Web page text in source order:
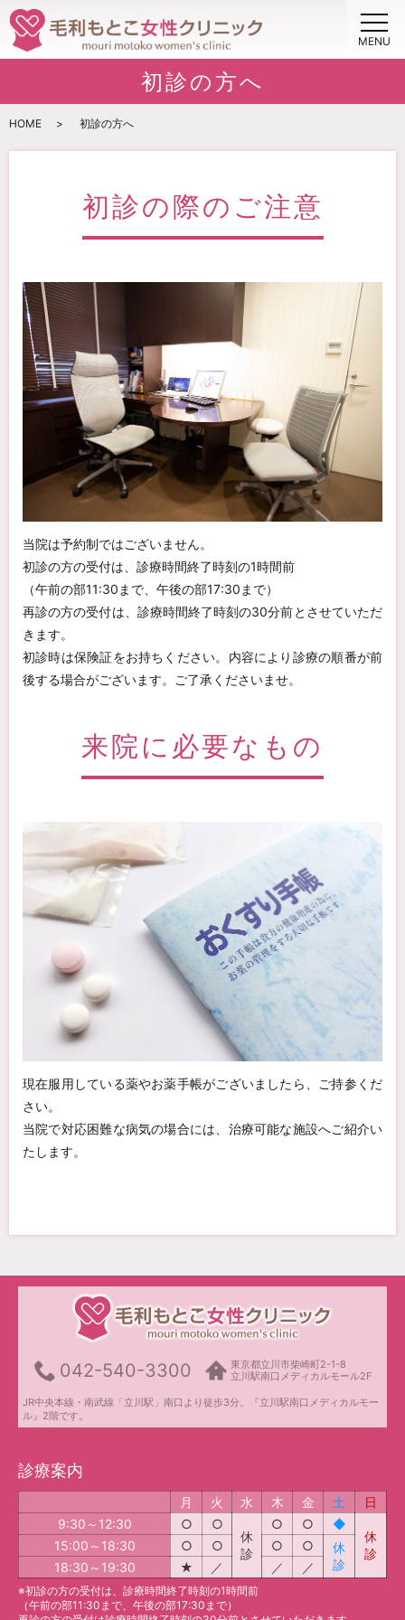
MENU
初診の方へ
HOME 初診の方へ
初診の際のご注意
当院は予約制ではございません。
初診の方の受付は、診療時間終了時刻の1時間前
（午前の部11:30まで、午後の部17:30まで）
再診の方の受付は、診療時間終了時刻の30分前とさせていただ
きます。
初診時は保険証をお持ちください。内容により診療の順番が前
後する場合がございます。ご了承くださいませ。
来院に必要なもの
現在服用している薬やお薬手帳がございましたら、ご持参くだ
さい。
当院で対応困難な病気の場合には、治療可能な施設へご紹介い
たします。
042-540-3300
東京都立川市柴崎町2-1-8
立川駅南口メディカルモール2F
JR中央本線・南武線「立川駅」南口より徒歩3分。『立川駅南口メディカルモー
ル』2階です。
診療案内
月 火 水 木 金 土
日
9:30～12:30
○
○
休
診
○ ○
◆
休
診
15:00～18:30 ○ ○ ○ ○
休
診
18:30～19:30 ★ ／ ／ ／
※初診の方の受付は、診療時間終了時刻の1時間前
（午前の部11:30まで、午後の部17:30まで）